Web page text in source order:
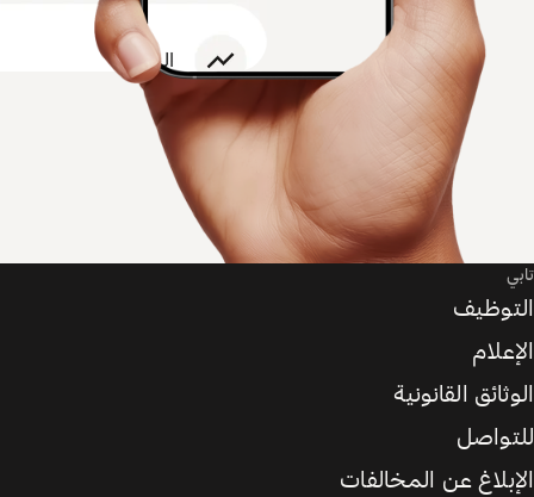
تابي
التوظيف
الإعلام
الوثائق القانونية
للتواصل
الإبلاغ عن المخالفات